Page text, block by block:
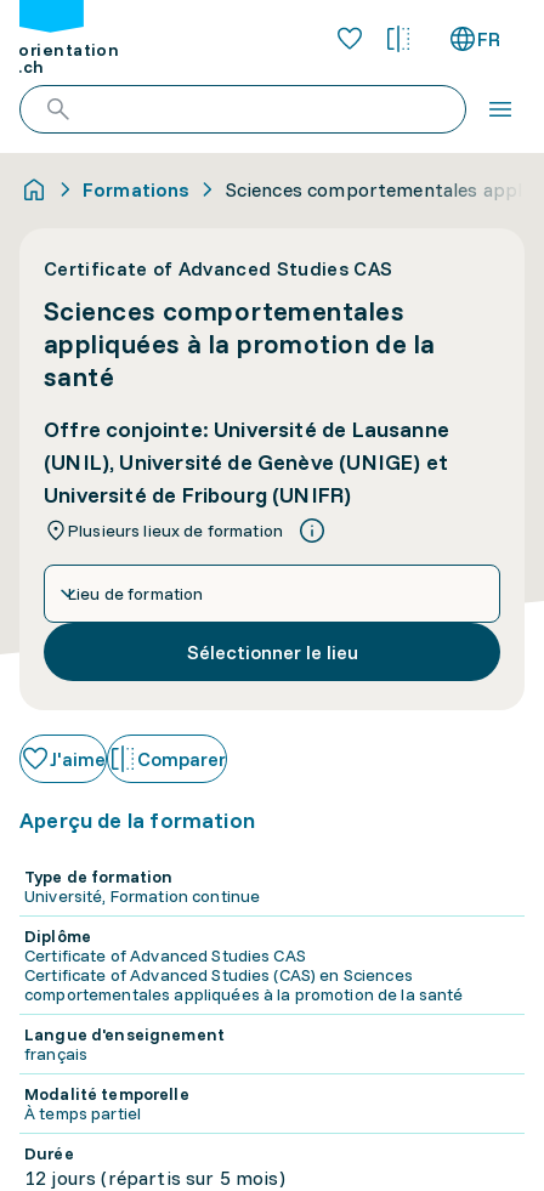
orientation
.ch
FR
Formations Sciences comportementales
Certificate of Advanced Studies CAS
Sciences comportementales
appliquées à la promotion de la
santé
Offre conjointe: Université de Lausanne
(UNIL), Université de Genève (UNIGE) et
Université de Fribourg (UNIFR)
Plusieurs lieux de formation
Lieu de formation
Sélectionner le lieu
J'aime Comparer
Aperçu de la formation
Type de formation
Université, Formation continue
Diplôme
Certificate of Advanced Studies CAS
Certificate of Advanced Studies (CAS) en Sciences
comportementales appliquées à la promotion de la santé
Langue d'enseignement
français
Modalité temporelle
À temps partiel
Durée
12 jours (répartis sur 5 mois)